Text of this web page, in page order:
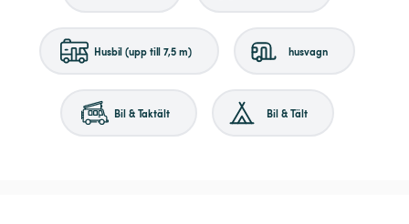
Husbil (upp till 7,5 m) husvagn
Bil & Taktält Bil & Tält